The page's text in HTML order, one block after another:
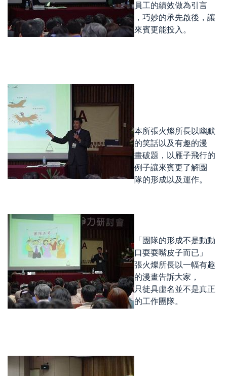
員工的績效做為引言
，巧妙的承先啟後，讓
來賓更能投入。
本所張火燦所長以幽默
的笑話以及有趣的漫
畫破題，以雁子飛行的
例子讓來賓更了解團
隊的形成以及運作。
「團隊的形成不是動動
口耍耍嘴皮子而已」
張火燦所長以一幅有趣
的漫畫告訴大家，
只徒具虛名並不是真正
的工作團隊。